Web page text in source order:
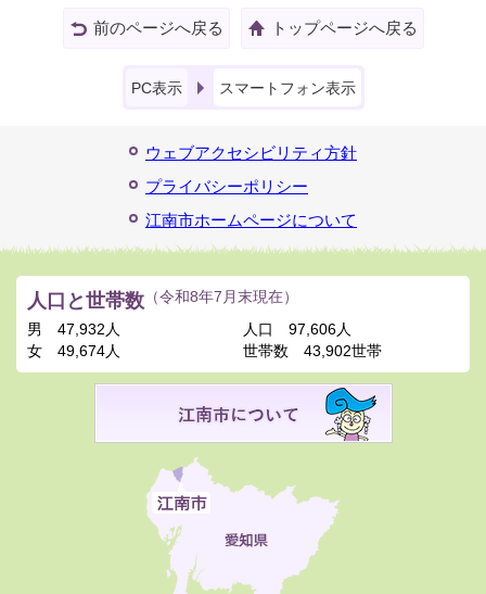
前のページへ戻る トップページへ戻る
PC表示 スマートフォン表示
ウェブアクセシビリティ方針
プライバシーポリシー
江南市ホームページについて
人口と世帯数 （令和8年7月末現在）
男
47,932人
女
49,674人
人口
97,606人
世帯数
43,902世帯